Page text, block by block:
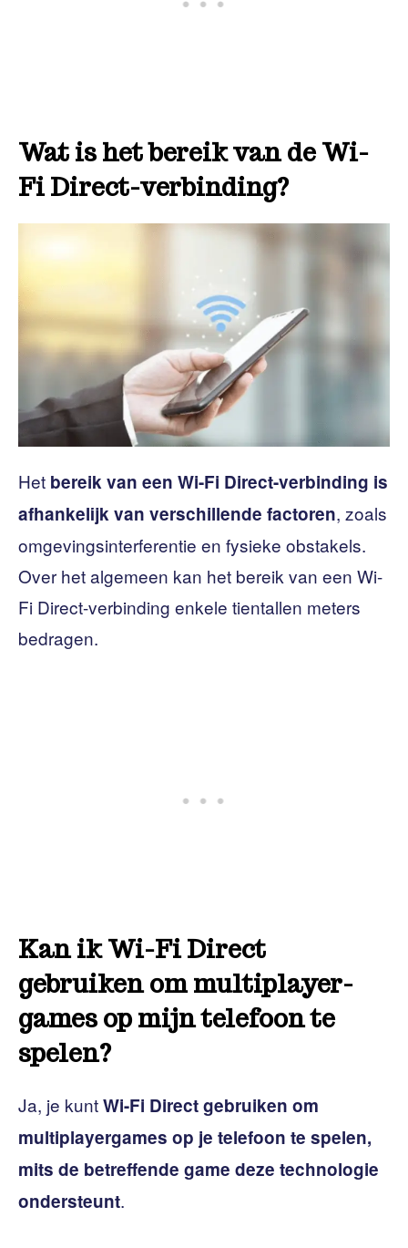
Wat is het bereik van de Wi-
Fi Direct-verbinding?
Het bereik van een Wi-Fi Direct-verbinding is
afhankelijk van verschillende factoren, zoals
omgevingsinterferentie en fysieke obstakels.
Over het algemeen kan het bereik van een Wi-
Fi Direct-verbinding enkele tientallen meters
bedragen.
Kan ik Wi-Fi Direct
gebruiken om multiplayer-
games op mijn telefoon te
spelen?
Ja, je kuntWi-Fi Direct gebruiken om
multiplayergames op je telefoon te spelen,
mits de betreffende game deze technologie
ondersteunt.